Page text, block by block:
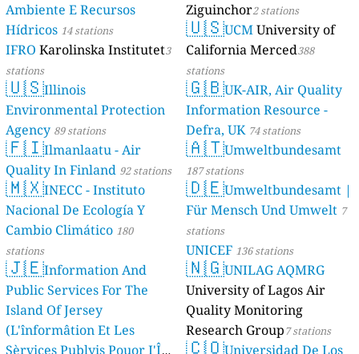
Ambiente E Recursos
Hídricos 14 stations
IFRO Karolinska Institutet3
stations
🇺🇸Illinois
Environmental Protection
Agency 89 stations
🇫🇮Ilmanlaatu - Air
Quality In Finland 92 stations
🇲🇽INECC - Instituto
Nacional De Ecología Y
Cambio Climático 180
stations
🇯🇪Information And
Public Services For The
Island Of Jersey
(L'înformâtion Et Les
Sèrvices Publyis Pouor I'Île
Ziguinchor2 stations
🇺🇸UCMUniversity of
California Merced388
stations
🇬🇧UK-AIR, Air Quality
Information Resource -
Defra, UK 74 stations
🇦🇹Umweltbundesamt
187 stations
🇩🇪Umweltbundesamt |
Für Mensch Und Umwelt 7
stations
UNICEF 136 stations
🇳🇬UNILAG AQMRG
University of Lagos Air
Quality Monitoring
Research Group7 stations
🇨🇴Universidad De Los